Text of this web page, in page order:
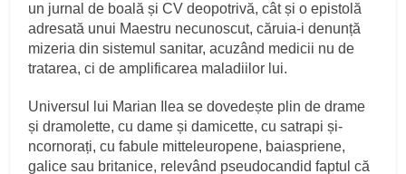
un jurnal de boală și CV deopotrivă, cât și o epistolă
adresată unui Maestru necunoscut, căruia-i denunță
mizeria din sistemul sanitar, acuzând medicii nu de
tratarea, ci de amplificarea maladiilor lui.
Universul lui Marian Ilea se dovedește plin de drame
și dramolette, cu dame și damicette, cu satrapi și-
ncornorați, cu fabule mitteleuropene, baiaspriene,
galice sau britanice, relevând pseudocandid faptul că